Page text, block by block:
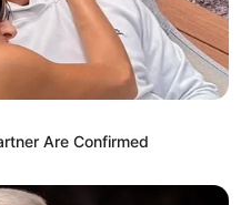
Are Confirmed